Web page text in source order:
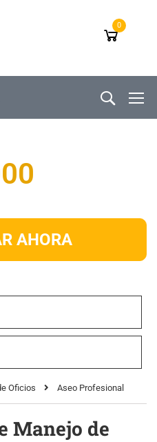
0
Oficios Aseo Profesional
Manejo de
AHORA